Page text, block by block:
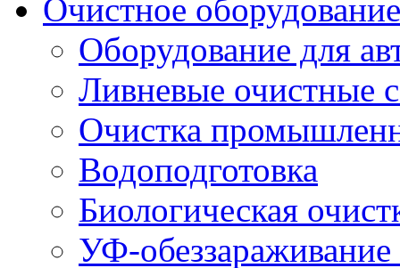
Очистное оборудование
Оборудование для
Ливневые очистные
Очистка
Водоподготовка
Биологическая
УФ-